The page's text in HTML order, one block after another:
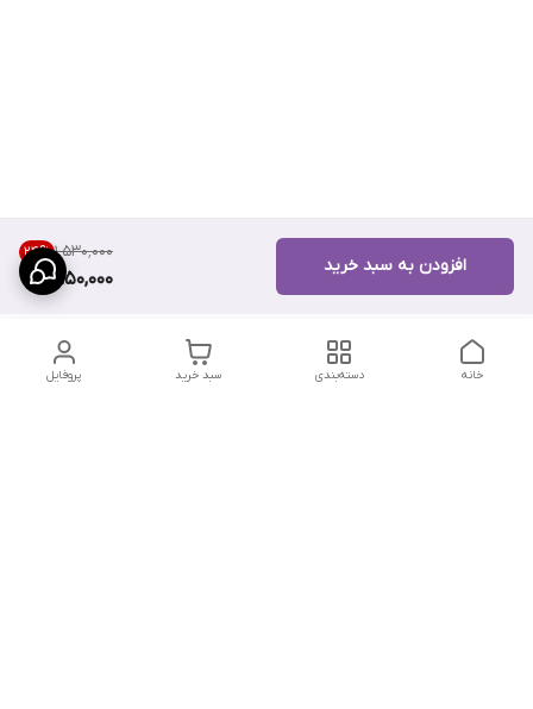
۱٬۵۳۰٬۰۰۰ 24%
1,150,000
افزودن به سبد خرید
پروفایل سبد خرید دسته‌بندی خانه